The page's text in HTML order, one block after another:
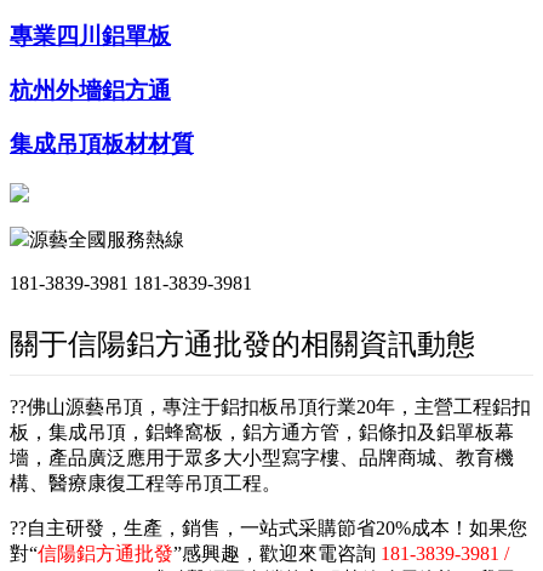
專業四川鋁單板
杭州外墻鋁方通
集成吊頂板材材質
源藝全國服務熱線
181-3839-3981 181-3839-3981
關于信陽鋁方通批發的相關資訊動態
??佛山源藝吊頂，專注于鋁扣板吊頂行業20年，主營工程鋁扣
板，集成吊頂，鋁蜂窩板，鋁方通方管，鋁條扣及鋁單板幕
墻，產品廣泛應用于眾多大小型寫字樓、品牌商城、教育機
構、醫療康復工程等吊頂工程。
??自主研發，生產，銷售，一站式采購節省20%成本！如果您
對“信陽鋁方通批發”感興趣，歡迎來電咨詢 181-3839-3981 /